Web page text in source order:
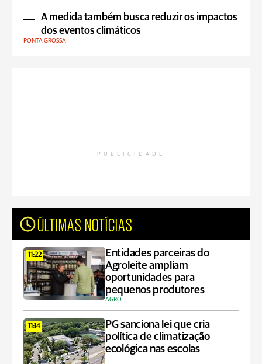
A medida também busca reduzir os impactos
dos eventos climáticos
PONTA GROSSA
PUBLICIDADE
ÚLTIMAS NOTÍCIAS
11:22
Entidades parceiras do
Agroleite ampliam
oportunidades para
pequenos produtores
AGRO
11:14
PG sanciona lei que cria
política de climatização
ecológica nas escolas